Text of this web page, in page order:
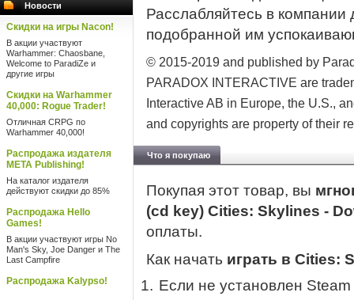
Новости
Скидки на игры Nacon!
В акции участвуют
Warhammer: Chaosbane,
Welcome to ParadiZe и
другие игры
Скидки на Warhammer
40,000: Rogue Trader!
Отличная CRPG по
Warhammer 40,000!
Распродажа издателя
META Publishing!
На каталог издателя
действуют скидки до 85%
Распродажа Hello
Games!
В акции участвуют игры No
Man's Sky, Joe Danger и The
Last Campfire
Распродажа Kalypso!
Расслабляйтесь в
подобранной им
© 2015-2019 and published by
PARADOX INTERACTIVE are
Interactive AB in Europe, the U.S.,
and copyrights are property of their
Что я покупаю
Покупая этот товар, вы
(cd key) Cities: Skylines -
оплаты.
Как начать играть в Cities:
Если не установлен